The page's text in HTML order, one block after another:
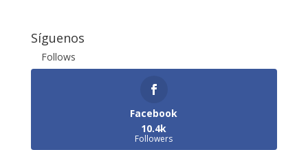
Síguenos
Follows
Facebook
10.4k
Followers